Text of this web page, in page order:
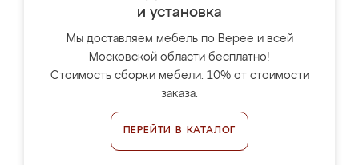
и установка
Мы доставляем мебель по Верее и всей
Московской области бесплатно!
Стоимость сборки мебели: 10% от стоимости
заказа.
ПЕРЕЙТИ В КАТАЛОГ